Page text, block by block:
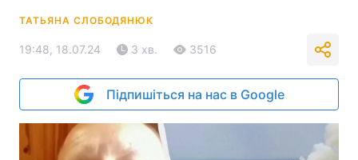
ТАТЬЯНА СЛОБОДЯНЮК
19:48, 18.07.24 3 хв. 3516
Підпишіться на нас в Google